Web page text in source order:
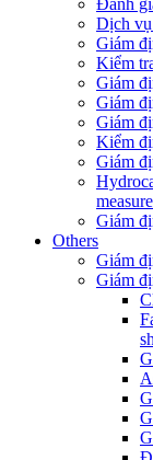
Dịch
Giám
Kiểm
Giám
Giám
Giám
Kiểm
Giám
Giám
Others
Giám
Giám